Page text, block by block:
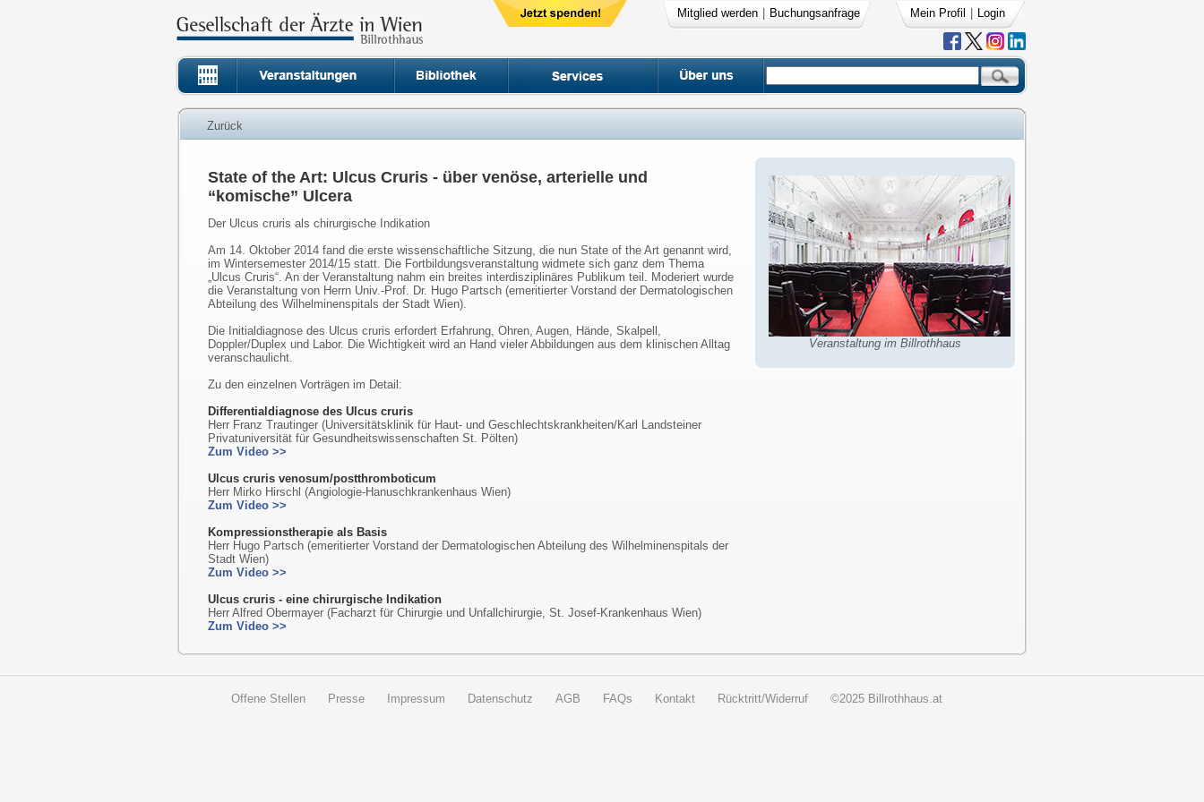
Mitglied werden Buchungsanfrage Mein Profil Login
Zurück
State of the Art: Ulcus Cruris - über venöse, arterielle und
“komische” Ulcera
Der Ulcus cruris als chirurgische Indikation
Am 14. Oktober 2014 fand die erste wissenschaftliche Sitzung, die nun State of the Art genannt wird,
im Wintersemester 2014/15 statt. Die Fortbildungsveranstaltung widmete sich ganz dem Thema
„Ulcus Cruris“. An der Veranstaltung nahm ein breites interdisziplinäres Publikum teil. Moderiert wurde
die Veranstaltung von Herrn Univ.-Prof. Dr. Hugo Partsch (emeritierter Vorstand der Dermatologischen
Abteilung des Wilhelminenspitals der Stadt Wien).
Die Initialdiagnose des Ulcus cruris erfordert Erfahrung, Ohren, Augen, Hände, Skalpell,
Doppler/Duplex und Labor. Die Wichtigkeit wird an Hand vieler Abbildungen aus dem klinischen Alltag
veranschaulicht.
Zu den einzelnen Vorträgen im Detail:
Differentialdiagnose des Ulcus cruris
Herr Franz Trautinger (Universitätsklinik für Haut- und Geschlechtskrankheiten/Karl Landsteiner
Privatuniversität für Gesundheitswissenschaften St. Pölten)
Zum Video >>
Ulcus cruris venosum/postthromboticum
Herr Mirko Hirschl (Angiologie-Hanuschkrankenhaus Wien)
Zum Video >>
Kompressionstherapie als Basis
Herr Hugo Partsch (emeritierter Vorstand der Dermatologischen Abteilung des Wilhelminenspitals der
Stadt Wien)
Zum Video >>
Ulcus cruris - eine chirurgische Indikation
Herr Alfred Obermayer (Facharzt für Chirurgie und Unfallchirurgie, St. Josef-Krankenhaus Wien)
Zum Video >>
Veranstaltung im Billrothhaus
Offene Stellen Presse Impressum Datenschutz AGB FAQs Kontakt Rücktritt/Widerruf ©2025 Billrothhaus.at